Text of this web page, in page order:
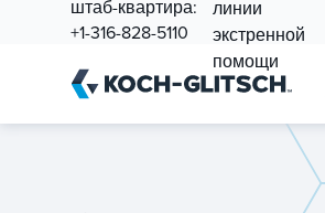
штаб-квартира:
+1-316-828-5110
линии
экстренной
помощи